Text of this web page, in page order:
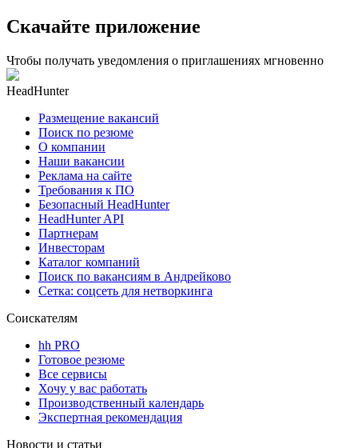
Скачайте приложение
Чтобы получать уведомления о приглашениях мгновенно
HeadHunter
Размещение вакансий
Поиск по резюме
О компании
Наши вакансии
Реклама на сайте
Требования к ПО
Безопасный HeadHunter
HeadHunter API
Партнерам
Инвесторам
Каталог компаний
Поиск по вакансиям в Андрейково
Сетка: соцсеть для нетворкинга
Соискателям
hh PRO
Готовое резюме
Все сервисы
Хочу у вас работать
Производственный календарь
Экспертная рекомендация
Новости и статьи